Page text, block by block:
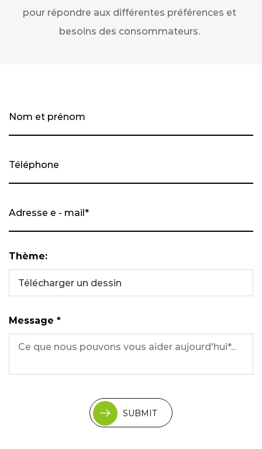
pour répondre aux différentes préférences et
besoins des consommateurs.
Thème:
Télécharger un dessin
Message *
SUBMIT